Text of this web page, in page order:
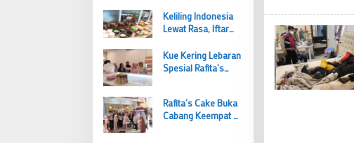
Keliling Indonesia
Lewat Rasa, Iftar
Berkesan ala ibis
Styles Bogor
Kue Kering Lebaran
Spesial Rafita’s
Promonya!
Rafita’s Cake Buka
Cabang Keempat di